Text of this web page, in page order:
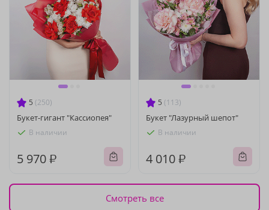
5 (250)
Букет-гигант "Кассиопея"
В наличии
5 970 ₽
5 (113)
Букет "Лазурный шепот"
В наличии
4 010 ₽
Смотреть все